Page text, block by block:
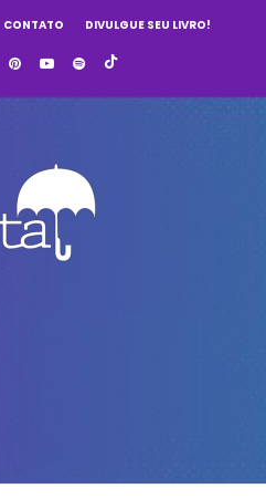
CONTATO DIVULGUE SEU LIVRO!